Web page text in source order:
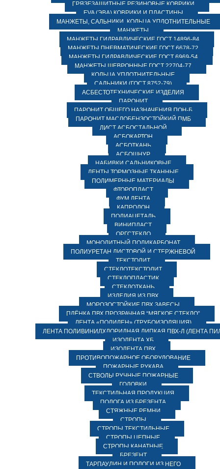
ГРЯЗЕЗАЩИТНЫЕ РЕЗИНОВЫЕ КОВРИКИ
EVA (ЭВА) КОВРИКИ И ПЛАСТИНЫ
МАНЖЕТЫ, САЛЬНИКИ, КОЛЬЦА УПЛОТНИТЕЛЬНЫЕ
МАНЖЕТЫ
МАНЖЕТЫ ГИДРАВЛИЧЕСКИЕ ГОСТ 14896-84
МАНЖЕТЫ ПНЕВМАТИЧЕСКИЕ ГОСТ 6678-72
МАНЖЕТЫ ГИДРАВЛИЧЕСКИЕ ГОСТ 6969-54
МАНЖЕТЫ ШЕВРОННЫЕ ГОСТ 22704-77
КОЛЬЦА УПЛОТНИТЕЛЬНЫЕ
САЛЬНИКИ (ГОСТ 8752-79)
АСБЕСТОТЕХНИЧЕСКИЕ ИЗДЕЛИЯ
ПАРОНИТ
ПАРОНИТ ОБЩЕГО НАЗНАЧЕНИЯ ПОН-Б
ПАРОНИТ МАСЛОБЕНЗОСТОЙКИЙ ПМБ
ЛИСТ АСБОСТАЛЬНОЙ
АСБОКАРТОН
АСБОТКАНЬ
АСБОШНУР
НАБИВКИ САЛЬНИКОВЫЕ
ЛЕНТЫ ТОРМОЗНЫЕ ТКАННЫЕ
ПОЛИМЕРНЫЕ МАТЕРИАЛЫ
ФТОРОПЛАСТ
ФУМ ЛЕНТА
КАПРОЛОН
ПОЛИАЦЕТАЛЬ
ВИНИПЛАСТ
ОРГСТЕКЛО
МОНОЛИТНЫЙ ПОЛИКАРБОНАТ
ПОЛИУРЕТАН ЛИСТОВОЙ И СТЕРЖНЕВОЙ
ТЕКСТОЛИТ
СТЕКЛОТЕКСТОЛИТ
СТЕКЛОПЛАСТИК
СТЕКЛОТКАНЬ
ИЗДЕЛИЯ ИЗ ПВХ
МОРОЗОСТОЙКИЕ ПВХ ЗАВЕСЫ
ПЛЁНКА ПВХ ПРОЗРАЧНАЯ “МЯГКОЕ СТЕКЛО”
ЛЕНТА «ПОЛИЛЕН» (ТРУБОИЗОЛЯЦИЯ)
ЛЕНТА ПОЛИВИНИЛХЛОРИДНАЯ ЛИПКАЯ ПВХ-Л (ЛЕНТА
ИЗОЛЕНТА ХБ
ИЗОЛЕНТА ПВХ
ПРОТИВОПОЖАРНОЕ ОБОРУДОВАНИЕ
ПОЖАРНЫЕ РУКАВА
СТВОЛЫ РУЧНЫЕ ПОЖАРНЫЕ
ГОЛОВКИ
ТЕКСТИЛЬНАЯ ПРОДУКЦИЯ
ПОЛОГА ИЗ БРЕЗЕНТА
СТЯЖНЫЕ РЕМНИ
СТРОПЫ
СТРОПЫ ТЕКСТИЛЬНЫЕ
СТРОПЫ ЦЕПНЫЕ
СТРОПЫ КАНАТНЫЕ
БРЕЗЕНТ
ТАРПАУЛИН И ПОЛОГИ ИЗ НЕГО